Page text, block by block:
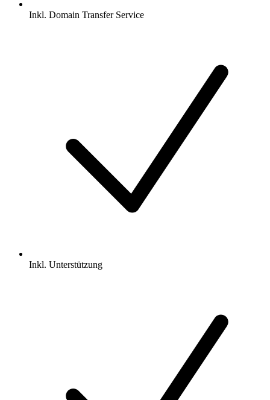
Inkl. Domain Transfer Service
Inkl. Unterstützung